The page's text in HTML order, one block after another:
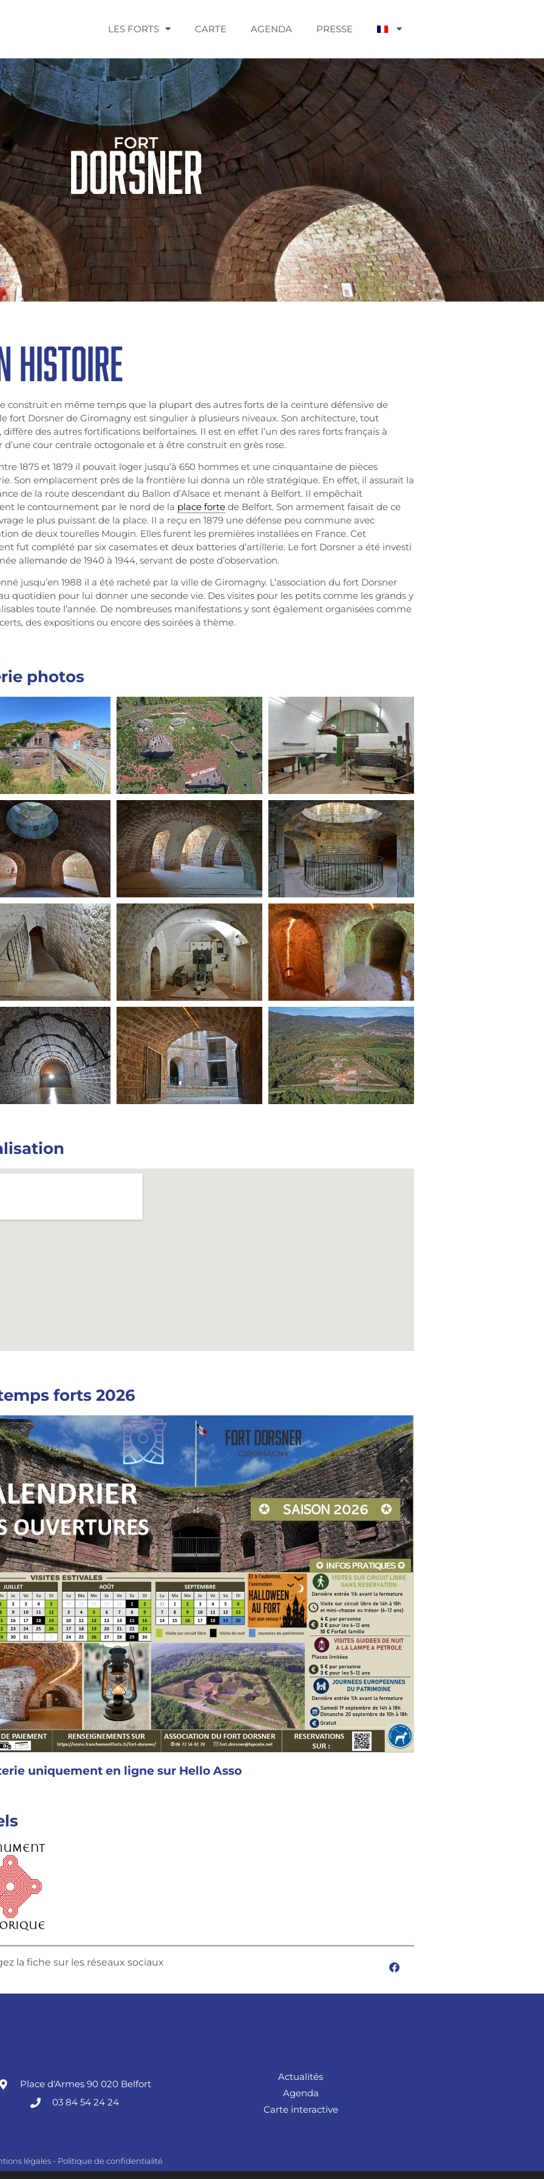
LES FORTS CARTE AGENDA PRESSE
FORT
dorsner
HISTOIRE
construit en même temps que la plupart des autres forts de la ceinture défensive de
fort Dorsner de Giromagny est singulier à plusieurs niveaux. Son architecture, tout
diffère des autres fortifications belfortaines. Il est en effet l’un des rares forts français à
d’une cour centrale octogonale et à être construit en grès rose.
1875 et 1879 il pouvait loger jusqu’à 650 hommes et une cinquantaine de pièces
Son emplacement près de la frontière lui donna un rôle stratégique. En effet, il assurait la
de la route descendant du Ballon d’Alsace et menant à Belfort. Il empêchait
le contournement par le nord de la place fortede Belfort. Son armement faisait de ce
le plus puissant de la place. Il a reçu en 1879 une défense peu commune avec
de deux tourelles Mougin. Elles furent les premières installées en France. Cet
fut complété par six casemates et deux batteries d’artillerie. Le fort Dorsner a été investi
allemande de 1940 à 1944, servant de poste d’observation.
jusqu’en 1988 il a été racheté par la ville de Giromagny. L’association du fort Dorsner
quotidien pour lui donner une seconde vie. Des visites pour les petits comme les grands y
toute l’année. De nombreuses manifestations y sont également organisées comme
des expositions ou encore des soirées à thème.
photos
forts 2026
uniquement en ligne sur Hello Asso
la fiche sur les réseaux sociaux
Place d'Armes 90 020 Belfort
03 84 54 24 24
Actualités
Agenda
Carte interactive
légales - Politique de confidentialité